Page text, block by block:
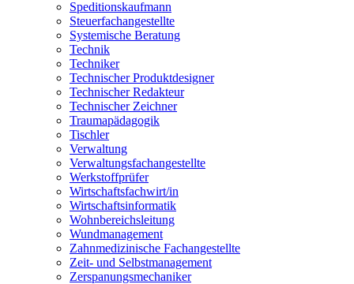
Speditionskaufmann
Steuerfachangestellte
Systemische Beratung
Technik
Techniker
Technischer Produktdesigner
Technischer Redakteur
Technischer Zeichner
Traumapädagogik
Tischler
Verwaltung
Verwaltungsfachangestellte
Werkstoffprüfer
Wirtschaftsfachwirt/in
Wirtschaftsinformatik
Wohnbereichsleitung
Wundmanagement
Zahnmedizinische Fachangestellte
Zeit- und Selbstmanagement
Zerspanungsmechaniker